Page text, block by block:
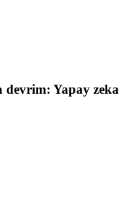
devrim: Yapay zeka